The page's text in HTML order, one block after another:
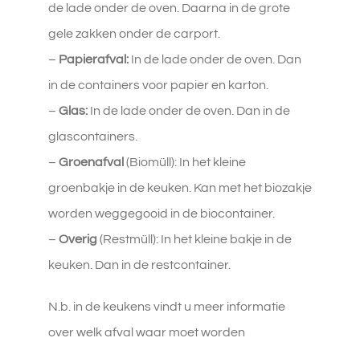
de lade onder de oven. Daarna in de grote
gele zakken onder de carport.
– Papierafval:In de lade onder de oven. Dan
in de containers voor papier en karton.
– Glas:In de lade onder de oven. Dan in de
glascontainers.
– Groenafval (Biomüll): In het kleine
groenbakje in de keuken. Kan met het biozakje
worden weggegooid in de biocontainer.
– Overig (Restmüll): In het kleine bakje in de
keuken. Dan in de restcontainer.
N.b. in de keukens vindt u meer informatie
over welk afval waar moet worden